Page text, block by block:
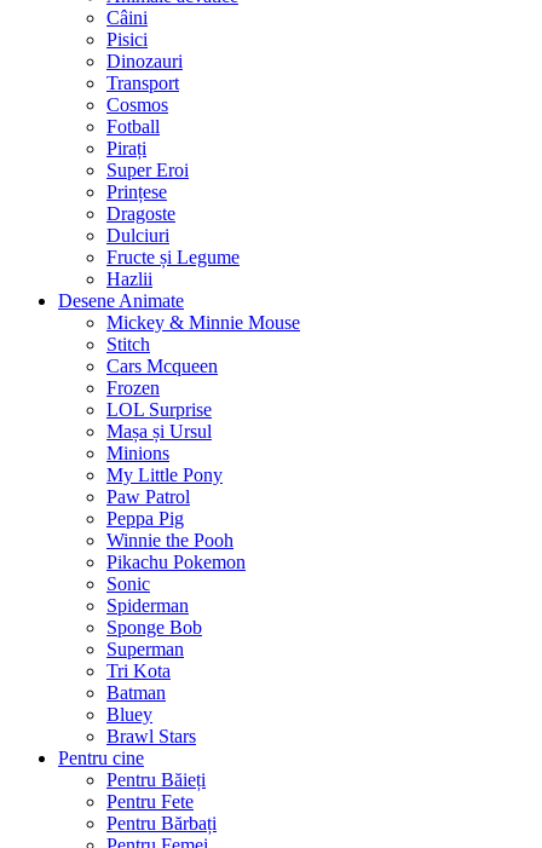
Câini
Pisici
Dinozauri
Transport
Cosmos
Fotball
Pirați
Super Eroi
Prințese
Dragoste
Dulciuri
Fructe și Legume
Hazlii
Desene Animate
Mickey & Minnie Mouse
Stitch
Cars Mcqueen
Frozen
LOL Surprise
Mașa și Ursul
Minions
My Little Pony
Paw Patrol
Peppa Pig
Winnie the Pooh
Pikachu Pokemon
Sonic
Spiderman
Sponge Bob
Superman
Tri Kota
Batman
Bluey
Brawl Stars
Pentru cine
Pentru Băieți
Pentru Fete
Pentru Bărbați